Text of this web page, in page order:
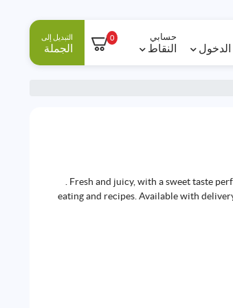
حسابي
النقاط
0 التبديل إلى
الجملة
. Fresh and juicy, with a sweet taste
eating and recipes. Available with